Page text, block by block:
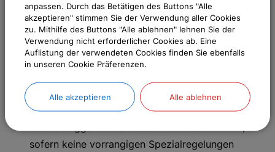
unteren Naturschutzbehörden erfragt werden.
Wenn das Feuer im Rahmen einer öffentlichen
Vergnügung entzündet wird, was je nach den
konkreten Umständen des Einzelfalls der Fall
solche regelmäßig eine Anzeige spätestens eine
Woche vorher bei der Gemeinde und im
sofern keine vorrangigen Spezialregelungen
anpassen. Durch das Betätigen des Buttons "Alle
akzeptieren" stimmen Sie der Verwendung aller Cookies
zu. Mithilfe des Buttons "Alle ablehnen" lehnen Sie der
Verwendung nicht erforderlicher Cookies ab. Eine
Auflistung der verwendeten Cookies finden Sie ebenfalls
in unseren Cookie Präferenzen.
Alle akzeptieren Alle ablehnen